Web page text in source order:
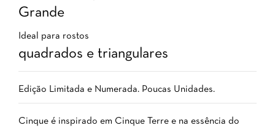
Grande
Ideal para rostos
quadrados e triangulares
Edição Limitada e Numerada. Poucas Unidades.
Cinque é inspirado em Cinque Terre e na essência do